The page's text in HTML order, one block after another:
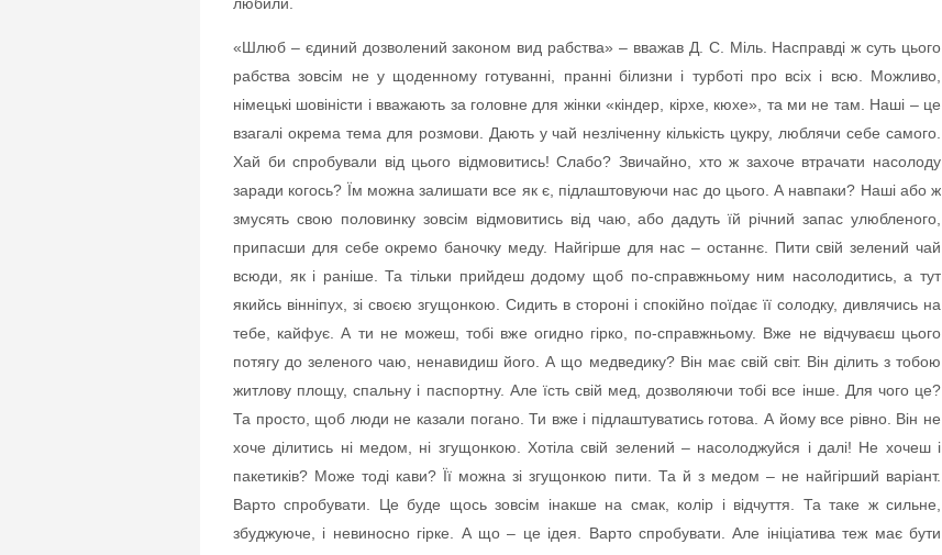
«Шлюб – єдиний дозволений законом вид рабства» – вважав Д. С. Міль. Насправді ж суть цього
рабства зовсім не у щоденному готуванні, пранні білизни і турботі про всіх і всю. Можливо,
німецькі шовіністи і вважають за головне для жінки «кіндер, кірхе, кюхе», та ми не там. Наші – це
взагалі окрема тема для розмови. Дають у чай незліченну кількість цукру, люблячи себе самого.
Хай би спробували від цього відмовитись! Слабо? Звичайно, хто ж захоче втрачати насолоду
заради когось? Їм можна залишати все як є, підлаштовуючи нас до цього. А навпаки? Наші або ж
змусять свою половинку зовсім відмовитись від чаю, або дадуть їй річний запас улюбленого,
припасши для себе окремо баночку меду. Найгірше для нас – останнє. Пити свій зелений чай
всюди, як і раніше. Та тільки прийдеш додому щоб по-справжньому ним насолодитись, а тут
якийсь вінніпух, зі своєю згущонкою. Сидить в стороні і спокійно поїдає її солодку, дивлячись на
тебе, кайфує. А ти не можеш, тобі вже огидно гірко, по-справжньому. Вже не відчуваєш цього
потягу до зеленого чаю, ненавидиш його. А що медведику? Він має свій світ. Він ділить з тобою
житлову площу, спальну і паспортну. Але їсть свій мед, дозволяючи тобі все інше. Для чого це?
Та просто, щоб люди не казали погано. Ти вже і підлаштуватись готова. А йому все рівно. Він не
хоче ділитись ні медом, ні згущонкою. Хотіла свій зелений – насолоджуйся і далі! Не хочеш і
пакетиків? Може тоді кави? Її можна зі згущонкою пити. Та й з медом – не найгірший варіант.
Варто спробувати. Це буде щось зовсім інакше на смак, колір і відчуття. Та таке ж сильне,
збуджуюче, і невиносно гірке. А що – це ідея. Варто спробувати. Але ініціатива теж має бути